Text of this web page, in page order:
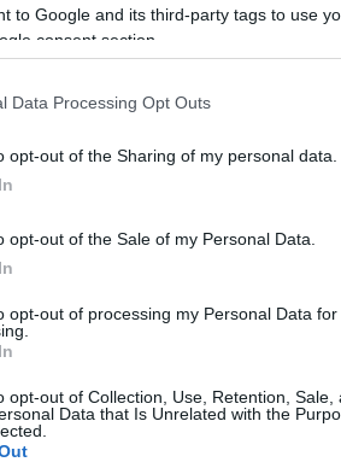
to Google and its third-party tags to use
consent section.
Data Processing Opt Outs
opt-out of the Sharing of my personal data.
opt-out of the Sale of my Personal Data.
opt-out of processing my Personal Data for
opt-out of Collection, Use, Retention, Sale,
Data that Is Unrelated with the
művészettörténelem szakos volt az
dolgozik. Persze Jennifer nem
a pasi nagyon szeret partikat
szereti az állatokat is, szüleinek
is féltékeny típus. Jennifer és Cooke
akármilyenen! Nicholas Hoult, Jen
elkísérte szerelmét az eseményre.